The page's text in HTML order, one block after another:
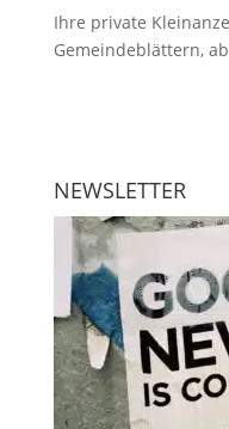
Ihre private
Gemeindeblättern,
NEWSLETTER